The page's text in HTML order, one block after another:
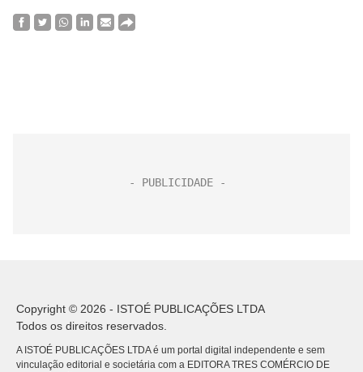
Copyright © 2026 - ISTOÉ PUBLICAÇÕES LTDA
Todos os direitos reservados.
A ISTOÉ PUBLICAÇÕES LTDA é um portal digital independente e sem
vinculação editorial e societária com a EDITORA TRES COMÉRCIO DE